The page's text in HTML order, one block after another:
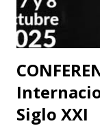
respeto. Así es
que me ll...
Siglo XXI